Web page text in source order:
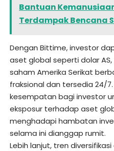
Bantuan
Terdampak Bencana
Dengan Bittime, investor
aset global seperti dolar
saham Amerika Serikat
fraksional dan tersedia 24/
kesempatan bagi investor
eksposur terhadap aset
menghadapi hambatan
selama ini dianggap rumit.
Lebih lanjut, tren